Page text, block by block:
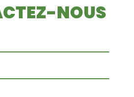
NOUS